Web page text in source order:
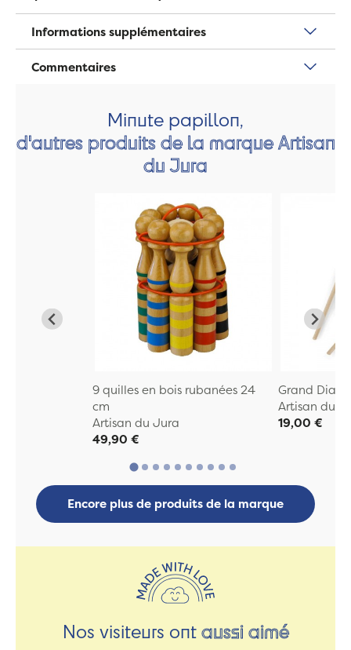
Informations supplémentaires
Commentaires
Minute papillon,
d'autres produits de la marque Artisan
du Jura
9 quilles en bois rubanées 24
cm
Artisan du Jura
49,90 €
Grand
Artisan du
19,00 €
Encore plus de produits de la marque
Nos visiteurs ontaussi aimé